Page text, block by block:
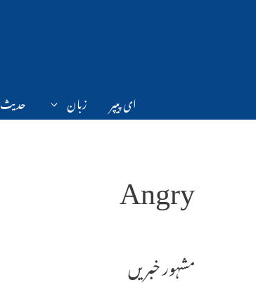
ای پیپر زبان
Angry
مشہور خبریں